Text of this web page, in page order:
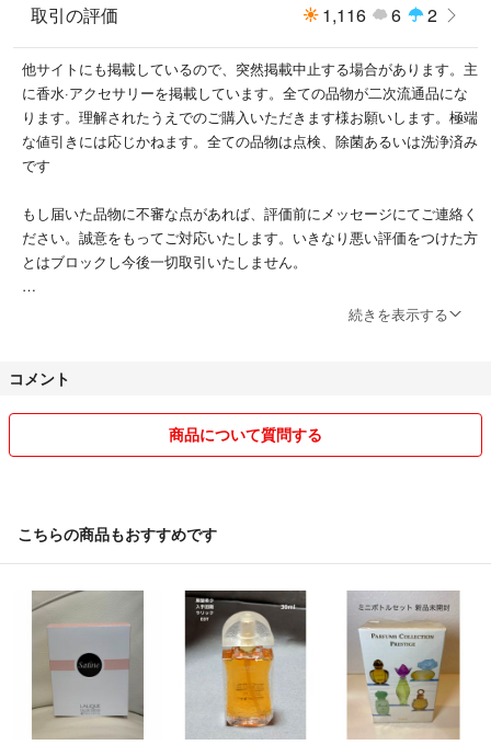
取引の評価 1,116 6 2
他サイトにも掲載しているので、突然掲載中止する場合があります。主
に香水·アクセサリーを掲載しています。全ての品物が二次流通品にな
ります。理解されたうえでのご購入いただきます様お願いします。極端
な値引きには応じかねます。全ての品物は点検、除菌あるいは洗浄済み
です
もし届いた品物に不審な点があれば、評価前にメッセージにてご連絡く
ださい。誠意をもってご対応いたします。いきなり悪い評価をつけた方
とはブロックし今後一切取引いたしません。
香水には植物由来天然香料が多く使用されます。
状の物質として再生することがあります。
再生されたそれら物質は澱とよばれます。
澱は合成香料でも発生しますが、天然香料で多く発生する傾向にありま
す。
それは天然香料には純度の高い合成香料と比較すると、自然物由来だけ
に雑多で豊富な微妙成分が含まれており、これらが澱の原因になるから
と考えられています。特にタンパク質系成分がなりやすい。
続きを表示する
コメント
商品について質問する
こちらの商品もおすすめです